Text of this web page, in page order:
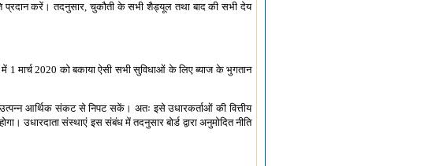
प्रदान करें। तदनुसार, चुकौती के सभी शैड्यूल तथा बाद की सभी देय
मार्च 2020 को बकाया ऐसी सभी सुविधाओं के लिए ब्याज के भुगतान
आर्थिक संकट से निपट सकें। अतः इसे उधारकर्ताओं की वित्तीय
उधारदाता संस्थाएं इस संबंध में तदनुसार बोर्ड द्वारा अनुमोदित नीति